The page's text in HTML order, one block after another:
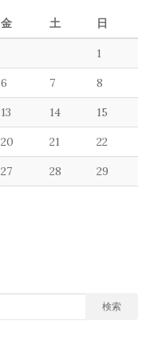
金 土 日
1
6 7 8
13 14 15
20 21 22
27 28 29
検索